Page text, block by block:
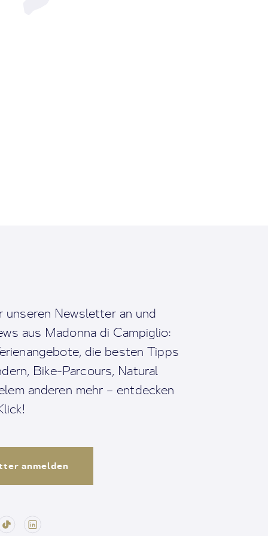
unseren Newsletter an und
aus Madonna di Campiglio:
die besten Tipps
Bike-Parcours, Natural
anderen mehr – entdecken
anmelden